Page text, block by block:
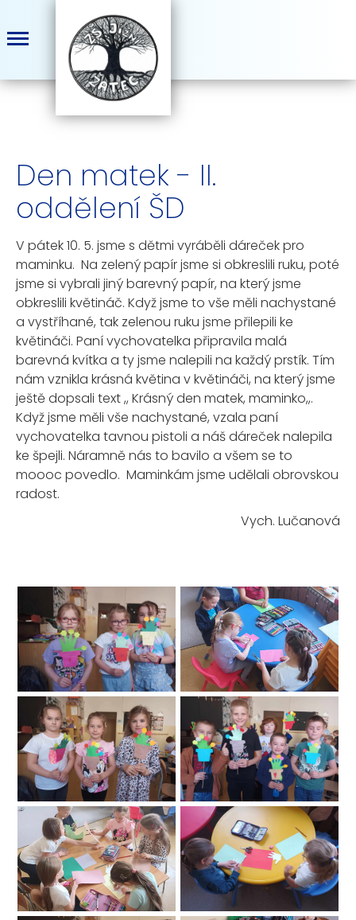
Den matek - II.
oddělení ŠD
V pátek 10. 5. jsme s dětmi vyráběli dáreček pro
maminku. Na zelený papír jsme si obkreslili ruku, poté
jsme si vybrali jiný barevný papír, na který jsme
obkreslili květináč. Když jsme to vše měli nachystané
a vystříhané, tak zelenou ruku jsme přilepili ke
květináči. Paní vychovatelka připravila malá
barevná kvítka a ty jsme nalepili na každý prstík. Tím
nám vznikla krásná květina v květináči, na který jsme
ještě dopsali text ,, Krásný den matek, maminko,,.
Když jsme měli vše nachystané, vzala paní
vychovatelka tavnou pistoli a náš dáreček nalepila
ke špejli. Náramně nás to bavilo a všem se to
moooc povedlo. Maminkám jsme udělali obrovskou
radost.
Vych. Lučanová